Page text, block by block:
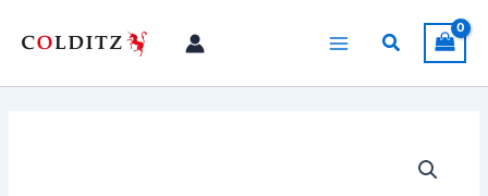
Inhalt
Suchen